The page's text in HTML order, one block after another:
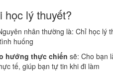
lý thuyết?
nhân thường là: Chỉ học lý
huống
hướng thực chiến sẽ: Cho bạn
tế, giúp bạn tự tin khi đi làm